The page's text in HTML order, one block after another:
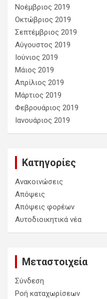
Νοέμβριος 2019
Οκτώβριος 2019
Σεπτέμβριος 2019
Αύγουστος 2019
Ιούνιος 2019
Μάιος 2019
Απρίλιος 2019
Μάρτιος 2019
Φεβρουάριος 2019
Ιανουάριος 2019
Kατηγορίες
Ανακοινώσεις
Απόψεις
Απόψεις φορέων
Αυτοδιοικητικά νέα
Μεταστοιχεία
Σύνδεση
Ροή καταχωρίσεων